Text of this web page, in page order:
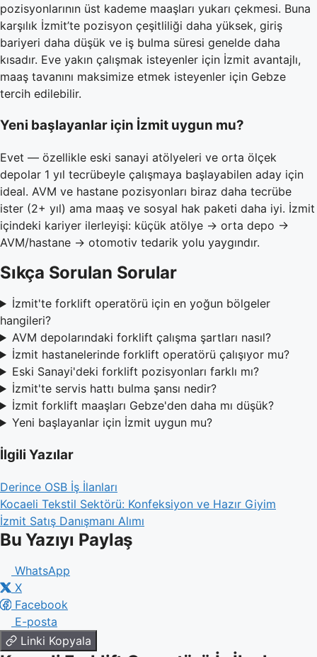
pozisyonlarının üst kademe maaşları yukarı çekmesi. Buna
karşılık İzmit’te pozisyon çeşitliliği daha yüksek, giriş
bariyeri daha düşük ve iş bulma süresi genelde daha
kısadır. Eve yakın çalışmak isteyenler için İzmit avantajlı,
maaş tavanını maksimize etmek isteyenler için Gebze
tercih edilebilir.
Yeni başlayanlar için İzmit uygun mu?
Evet — özellikle eski sanayi atölyeleri ve orta ölçek
depolar 1 yıl tecrübeyle çalışmaya başlayabilen aday için
ideal. AVM ve hastane pozisyonları biraz daha tecrübe
ister (2+ yıl) ama maaş ve sosyal hak paketi daha iyi. İzmit
içindeki kariyer ilerleyişi: küçük atölye → orta depo →
AVM/hastane → otomotiv tedarik yolu yaygındır.
Sıkça Sorulan Sorular
İzmit'te forklift operatörü için en yoğun bölgeler
hangileri?
AVM depolarındaki forklift çalışma şartları nasıl?
İzmit hastanelerinde forklift operatörü çalışıyor mu?
Eski Sanayi'deki forklift pozisyonları farklı mı?
İzmit'te servis hattı bulma şansı nedir?
İzmit forklift maaşları Gebze'den daha mı düşük?
Yeni başlayanlar için İzmit uygun mu?
İlgili Yazılar
Derince OSB İş İlanları
Kocaeli Tekstil Sektörü: Konfeksiyon ve Hazır Giyim
İzmit Satış Danışmanı Alımı
Bu Yazıyı Paylaş
WhatsApp
X
Facebook
E-posta
Linki Kopyala